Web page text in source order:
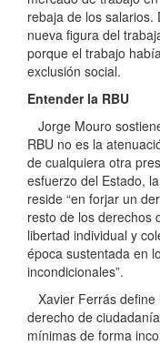
rebaja de los salarios.
nueva figura del
porque el trabajo
exclusión social.
Entender la RBU
Jorge Mouro
RBU no es la
de cualquiera otra
esfuerzo del Estado,
reside “en forjar un
resto de los derechos
libertad individual y
época sustentada en
incondicionales”.
Xavier Ferrás define
derecho de
mínimas de forma